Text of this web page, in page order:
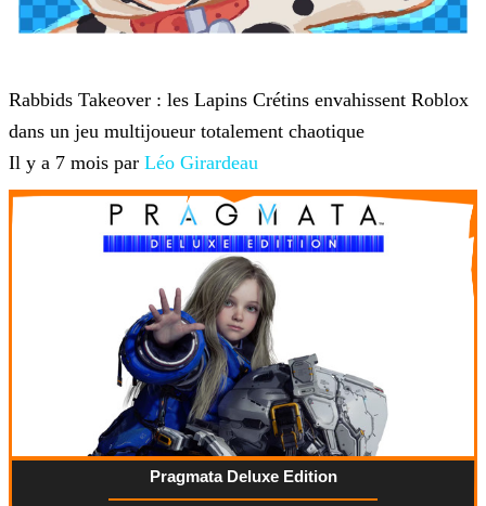
Rabbids Takeover : les Lapins Crétins envahissent Roblox
dans un jeu multijoueur totalement chaotique
Il y a 7 mois par Léo Girardeau
Pragmata Deluxe Edition